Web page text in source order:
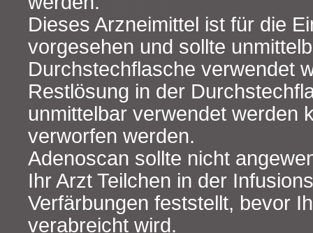
Dieses Arzneimittel ist für die
vorgesehen und sollte
Durchstechflasche verwendet
Restlösung in der
unmittelbar verwendet werden
verworfen werden.
Adenoscan sollte nicht
Ihr Arzt Teilchen in der
Verfärbungen feststellt, bevor
verabreicht wird.